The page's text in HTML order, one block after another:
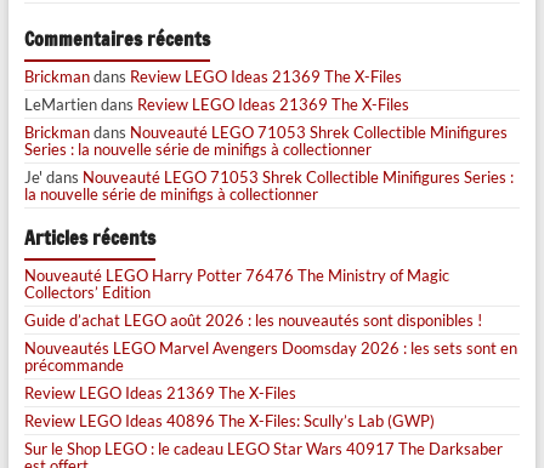
Commentaires récents
Brickmandans Review LEGO Ideas 21369 The X-Files
LeMartiendans Review LEGO Ideas 21369 The X-Files
Brickmandans Nouveauté LEGO 71053 Shrek Collectible Minifigures
Series : la nouvelle série de minifigs à collectionner
Je' dans Nouveauté LEGO 71053 Shrek Collectible Minifigures Series :
la nouvelle série de minifigs à collectionner
Articles récents
Nouveauté LEGO Harry Potter 76476 The Ministry of Magic
Collectors’ Edition
Guide d’achat LEGO août 2026 : les nouveautés sont disponibles !
Nouveautés LEGO Marvel Avengers Doomsday 2026 : les sets sont en
précommande
Review LEGO Ideas 21369 The X-Files
Review LEGO Ideas 40896 The X-Files: Scully’s Lab (GWP)
Sur le Shop LEGO : le cadeau LEGO Star Wars 40917 The Darksaber